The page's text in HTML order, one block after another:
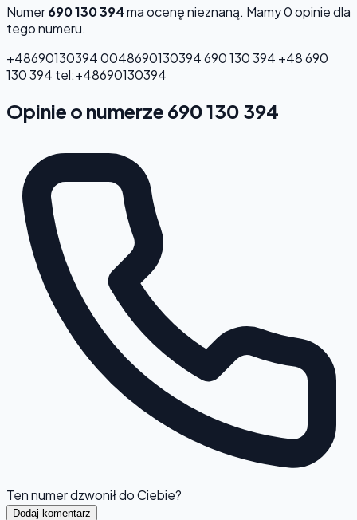
Numer690 130 394ma ocenęnieznaną. Mamy 0 opinie dla
tego numeru.
+486901303940048690130394690 130 394 +48 690
130 394 tel:+48690130394
Opinie o numerze 690 130 394
Ten numer dzwonił do Ciebie?
Dodaj komentarz